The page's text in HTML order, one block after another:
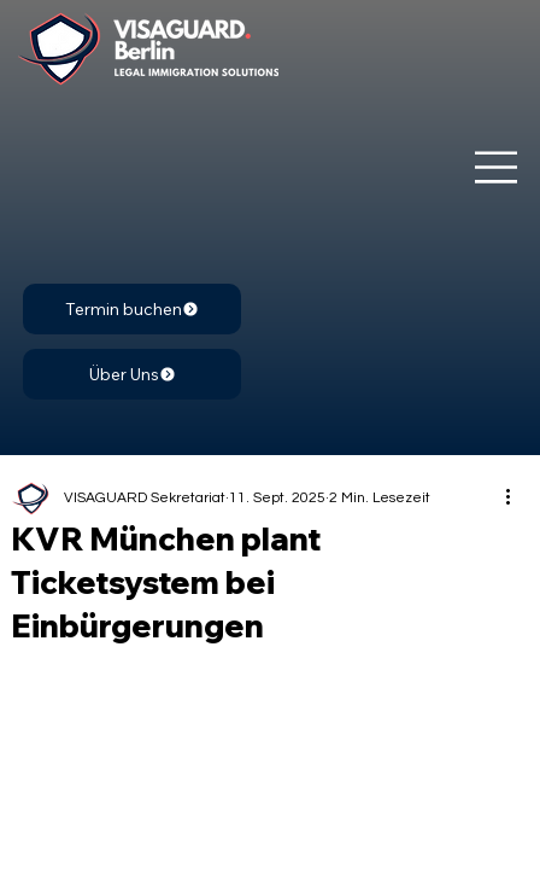
Termin buchen
Über Uns
KVR München plant
Ticketsystem bei
Einbürgerungen
VISAGUARD Sekretariat 11. Sept. 2025 2 Min. Lesezeit